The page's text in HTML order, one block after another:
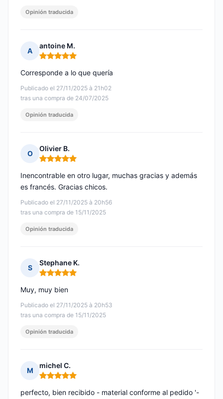
Opinión traducida
A
antoine M.
Nota: 5 de 5
Publicado el 27/11/2025 à 21h02
tras una compra de 24/07/2025
Corresponde a lo que quería
Opinión traducida
O
Olivier B.
Nota: 5 de 5
Publicado el 27/11/2025 à 20h56
tras una compra de 15/11/2025
Inencontrable en otro lugar, muchas gracias y además
es francés. Gracias chicos.
Opinión traducida
S
Stephane K.
Nota: 5 de 5
Publicado el 27/11/2025 à 20h53
tras una compra de 15/11/2025
Muy, muy bien
Opinión traducida
M
michel C.
Nota: 5 de 5
perfecto, bien recibido - material conforme al pedido '-